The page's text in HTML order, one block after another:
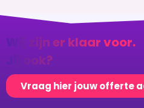
Wij zijn er klaar voor.
Jij ook?
Vraag hier jouw offerte